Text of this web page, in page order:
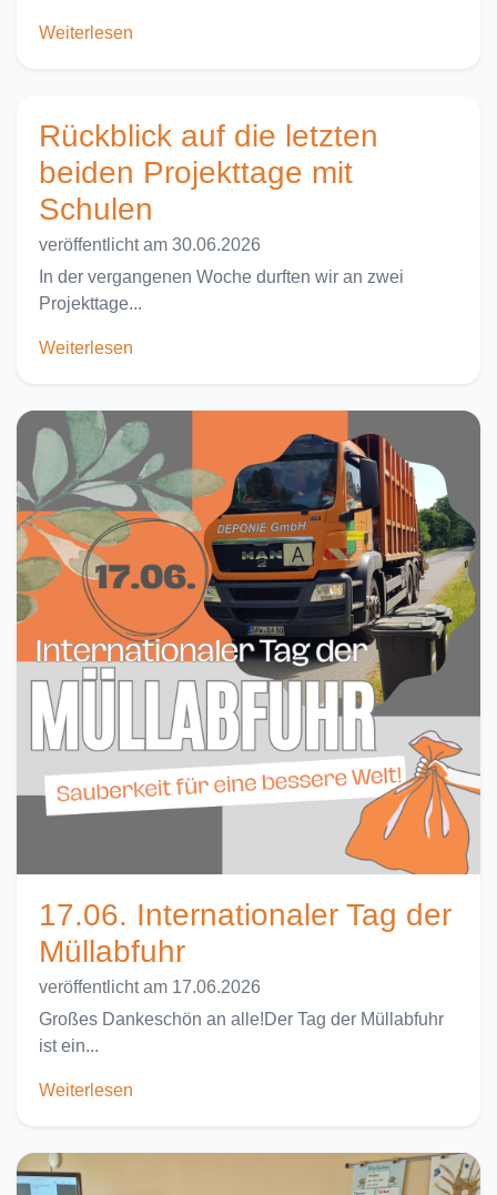
Weiterlesen
Rückblick auf die letzten
beiden Projekttage mit
Schulen
veröffentlicht am 30.06.2026
In der vergangenen Woche durften wir an zwei
Projekttage...
Weiterlesen
17.06. Internationaler Tag der
Müllabfuhr
veröffentlicht am 17.06.2026
Großes Dankeschön an alle!Der Tag der Müllabfuhr
ist ein...
Weiterlesen